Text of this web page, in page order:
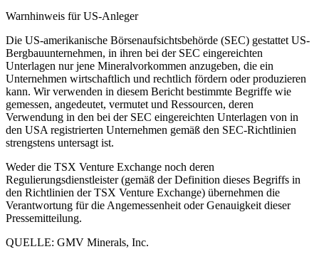
Warnhinweis für US-Anleger
Die US-amerikanische Börsenaufsichtsbehörde (SEC) gestattet US-
Bergbauunternehmen, in ihren bei der SEC eingereichten
Unterlagen nur jene Mineralvorkommen anzugeben, die ein
Unternehmen wirtschaftlich und rechtlich fördern oder produzieren
kann. Wir verwenden in diesem Bericht bestimmte Begriffe wie
gemessen, angedeutet, vermutet und Ressourcen, deren
Verwendung in den bei der SEC eingereichten Unterlagen von in
den USA registrierten Unternehmen gemäß den SEC-Richtlinien
strengstens untersagt ist.
Weder die TSX Venture Exchange noch deren
Regulierungsdienstleister (gemäß der Definition dieses Begriffs in
den Richtlinien der TSX Venture Exchange) übernehmen die
Verantwortung für die Angemessenheit oder Genauigkeit dieser
Pressemitteilung.
QUELLE: GMV Minerals, Inc.